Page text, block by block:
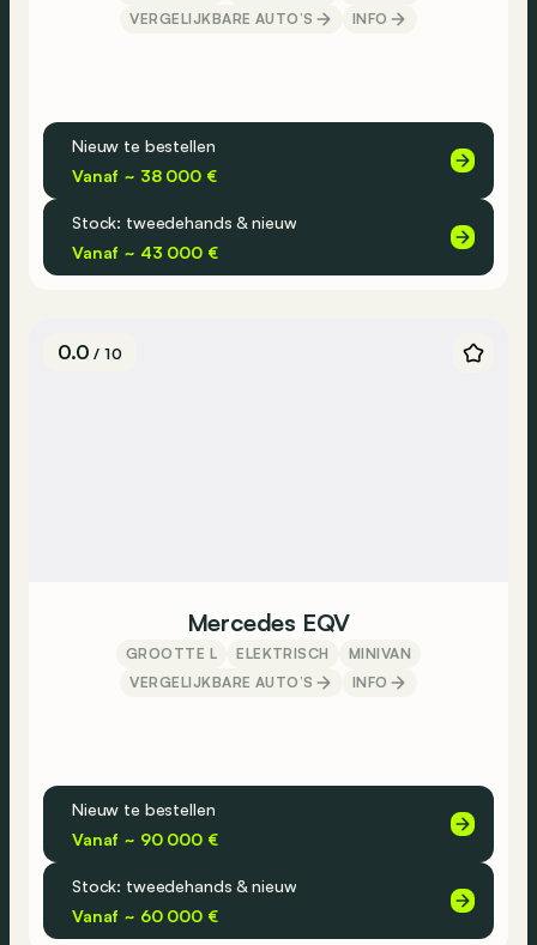
VERGELIJKBARE AUTO’S
INFO
Nieuw te bestellen
Vanaf ~ 38 000 €
Stock: tweedehands & nieuw
Vanaf ~ 43 000 €
0.0/ 10
Mercedes EQV
GROOTTE L ELEKTRISCH
MINIVAN
VERGELIJKBARE AUTO’S
INFO
Nieuw te bestellen
Vanaf ~ 90 000 €
Stock: tweedehands & nieuw
Vanaf ~ 60 000 €